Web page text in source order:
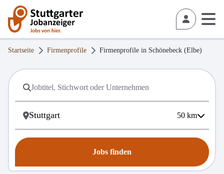
Startseite Firmenprofile Firmenprofile in Schönebeck (Elbe)
50 km
Jobs finden